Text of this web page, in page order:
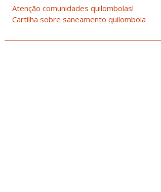
Atenção comunidades quilombolas!
Cartilha sobre saneamento quilombola